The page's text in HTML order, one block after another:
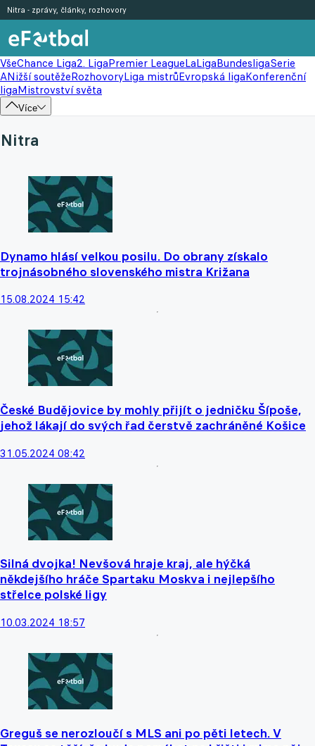
VšeChance Liga2. LigaPremier LeagueLaLigaBundesligaSerie
ANižší soutěžeRozhovoryLiga mistrůEvropská ligaKonferenční
ligaMistrovství světa
Více
Nitra - zprávy, články, rozhovory
Nitra
Dynamo hlásí velkou posilu. Do obrany získalo
trojnásobného slovenského mistra Križana
15.08.2024 15:42
České Budějovice by mohly přijít o jedničku Šípoše,
jehož lákají do svých řad čerstvě zachráněné Košice
31.05.2024 08:42
Silná dvojka! Nevšová hraje kraj, ale hýčká
někdejšího hráče Spartaku Moskva i nejlepšího
střelce polské ligy
10.03.2024 18:57
Greguš se nerozloučí s MLS ani po pěti letech. V